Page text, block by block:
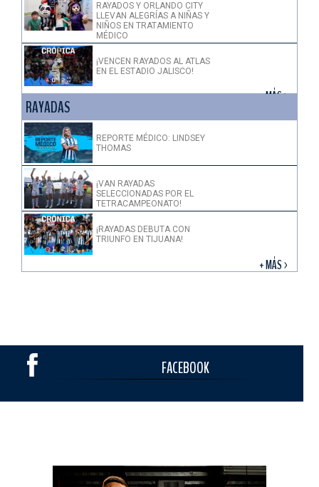
RAYADOS Y ORLANDO CITY
LLEVAN ALEGRÍAS A NIÑAS Y
NIÑOS EN TRATAMIENTO
MÉDICO
¡VENCEN RAYADOS AL ATLAS
EN EL ESTADIO JALISCO!
+ MÁS >
RAYADAS
REPORTE MÉDICO: LINDSEY
THOMAS
¡VAN RAYADAS
SELECCIONADAS POR EL
TETRACAMPEONATO!
¡RAYADAS DEBUTA CON
TRIUNFO EN TIJUANA!
+ MÁS >
FACEBOOK